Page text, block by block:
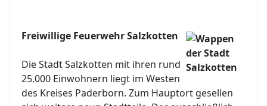
Freiwillige Feuerwehr Salzkotten
Die Stadt Salzkotten mit ihren rund
25.000 Einwohnern liegt im Westen
des Kreises Paderborn. Zum Hauptort gesellen